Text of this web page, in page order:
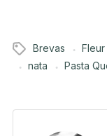
Brevas
nata
Pasta